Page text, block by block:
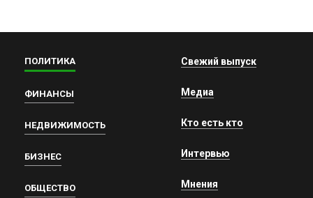
ПОЛИТИКА
ФИНАНСЫ
НЕДВИЖИМОСТЬ
БИЗНЕС
ОБЩЕСТВО
Свежий выпуск
Медиа
Кто есть кто
Интервью
Мнения